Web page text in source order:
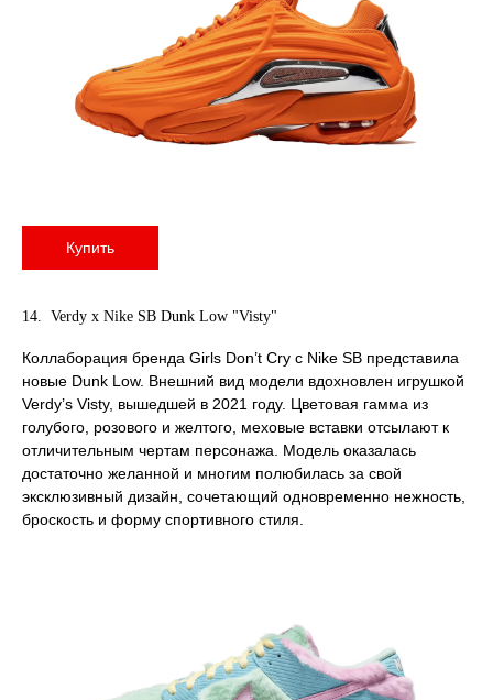
Купить
14. Verdy x Nike SB Dunk Low "Visty"
Коллаборация бренда Girls Don’t Cry с Nike SB представила
новые Dunk Low. Внешний вид модели вдохновлен игрушкой
Verdy’s Visty, вышедшей в 2021 году. Цветовая гамма из
голубого, розового и желтого, меховые вставки отсылают к
отличительным чертам персонажа. Модель оказалась
достаточно желанной и многим полюбилась за свой
эксклюзивный дизайн, сочетающий одновременно нежность,
броскость и форму спортивного стиля.